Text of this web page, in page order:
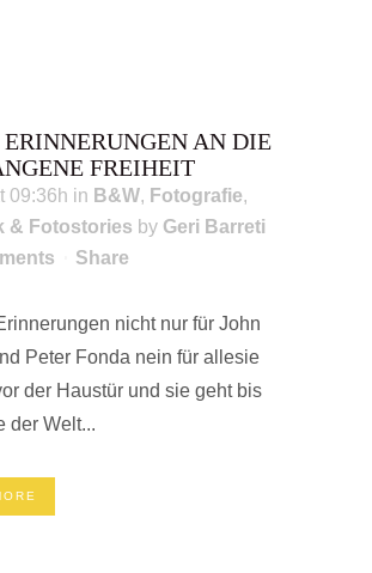
ERINNERUNGEN AN DIE
FREIHEIT
09:36h in B&W, Fotografie,
& Fotostories by Geri Barreti
Share
nicht nur für John
Peter Fonda nein für allesie
der Haustür und sie geht bis
der Welt...